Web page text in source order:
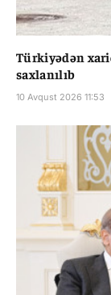
Türkiyədən
saxlanılıb
10 Avqust 2026 11:53